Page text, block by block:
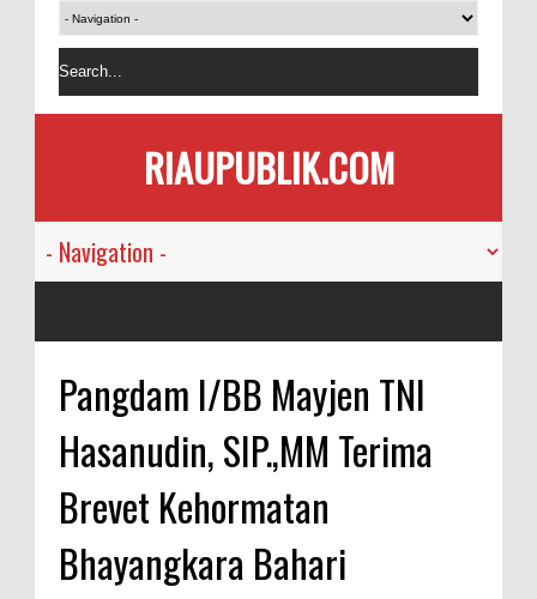
RIAUPUBLIK.COM
Pangdam I/BB Mayjen TNI
Hasanudin, SIP.,MM Terima
Brevet Kehormatan
Bhayangkara Bahari